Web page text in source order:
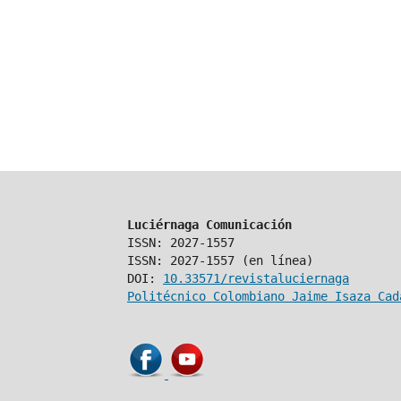
Luciérnaga Comunicación
ISSN: 2027-1557
ISSN: 2027-1557 (en línea)
DOI: 10.33571/revistaluciernaga
Politécnico Colombiano Jaime Isaza